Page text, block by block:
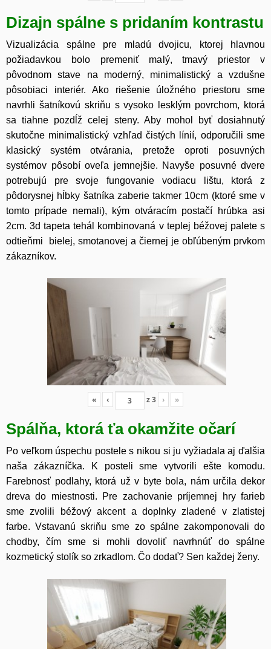
Dizajn spálne s pridaním kontrastu
Vizualizácia spálne pre mladú dvojicu, ktorej hlavnou
požiadavkou bolo premeniť malý, tmavý priestor v
pôvodnom stave na moderný, minimalistický a vzdušne
pôsobiaci interiér. Ako riešenie úložného priestoru sme
navrhli šatníkovú skriňu s vysoko lesklým povrchom, ktorá
sa tiahne pozdĺž celej steny. Aby mohol byť dosiahnutý
skutočne minimalistický vzhľad čistých línií, odporučili sme
klasický systém otvárania, pretože oproti posuvných
systémov pôsobí oveľa jemnejšie. Navyše posuvné dvere
potrebujú pre svoje fungovanie vodiacu lištu, ktorá z
pôdorysnej hĺbky šatníka zaberie takmer 10cm (ktoré sme v
tomto prípade nemali), kým otváracím postačí hrúbka asi
2cm. 3d tapeta tehál kombinovaná v teplej béžovej palete s
odtieňmi bielej, smotanovej a čiernej je obľúbeným prvkom
zákazníkov.
« ‹ z3 › »
Spálňa, ktorá ťa okamžite očarí
Po veľkom úspechu postele s nikou si ju vyžiadala aj ďalšia
naša zákazníčka. K posteli sme vytvorili ešte komodu.
Farebnosť podlahy, ktorá už v byte bola, nám určila dekor
dreva do miestnosti. Pre zachovanie príjemnej hry farieb
sme zvolili béžový akcent a doplnky zladené v zlatistej
farbe. Vstavanú skriňu sme zo spálne zakomponovali do
chodby, čím sme si mohli dovoliť navrhnúť do spálne
kozmetický stolík so zrkadlom. Čo dodať? Sen každej ženy.